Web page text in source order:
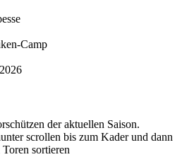
Camp
der aktuellen Saison.
scrollen bis zum Kader und dann
Toren sortieren